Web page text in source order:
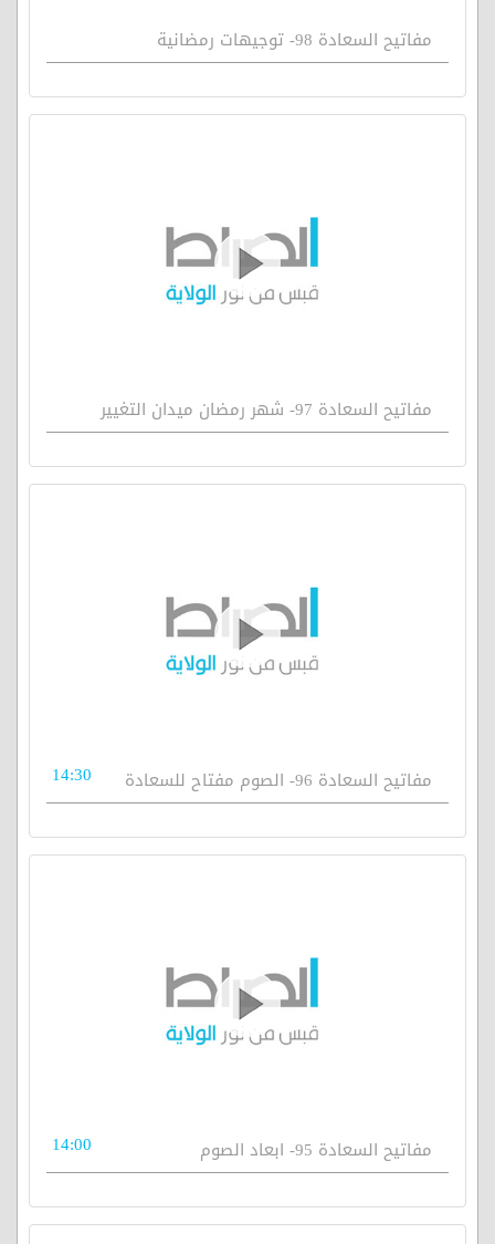
مفاتيح السعادة 98- توجيهات رمضانية
مفاتيح السعادة 97- شهر رمضان ميدان التغيير
مفاتيح السعادة 96- الصوم مفتاح للسعادة 14:30
مفاتيح السعادة 95- ابعاد الصوم 14:00